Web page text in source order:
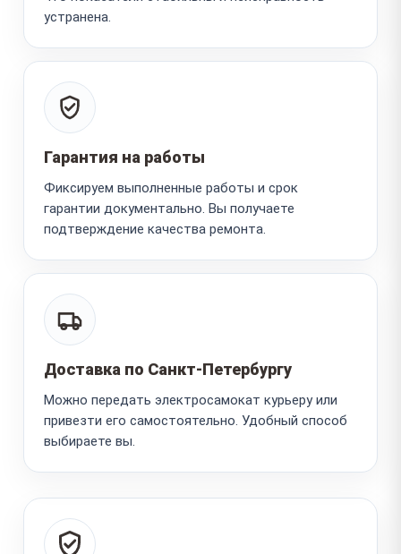
устранена.
Гарантия на работы
Фиксируем выполненные работы и срок
гарантии документально. Вы получаете
подтверждение качества ремонта.
Доставка по Санкт-Петербургу
Можно передать электросамокат курьеру или
привезти его самостоятельно. Удобный способ
выбираете вы.